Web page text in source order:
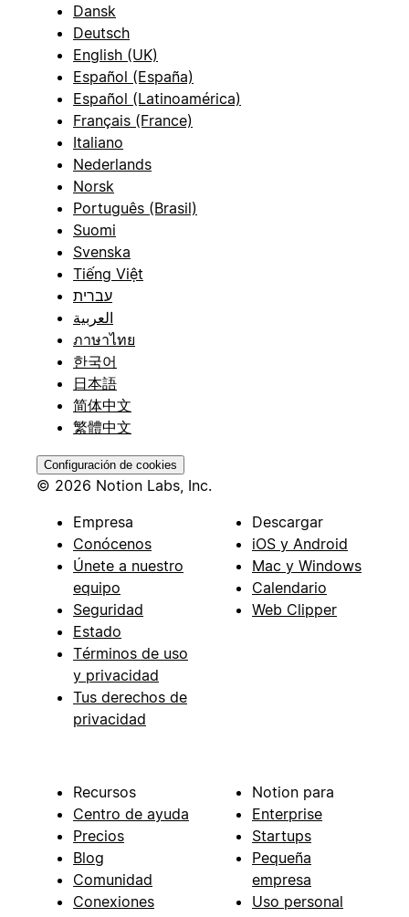
Dansk
Deutsch
English (UK)
Español (España)
Español (Latinoamérica)
Français (France)
Italiano
Nederlands
Norsk
Português (Brasil)
Suomi
Svenska
Tiếng Việt
עברית
العربية
ภาษาไทย
한국어
日本語
简体中文
繁體中文
Configuración de cookies
© 2026 Notion Labs, Inc.
Empresa
Conócenos
Únete a nuestro
equipo
Seguridad
Estado
Términos de uso
y privacidad
Tus derechos de
privacidad
Descargar
iOS y Android
Mac y Windows
Calendario
Web Clipper
Recursos
Centro de ayuda
Precios
Blog
Comunidad
Conexiones
Notion para
Enterprise
Startups
Pequeña
empresa
Uso personal